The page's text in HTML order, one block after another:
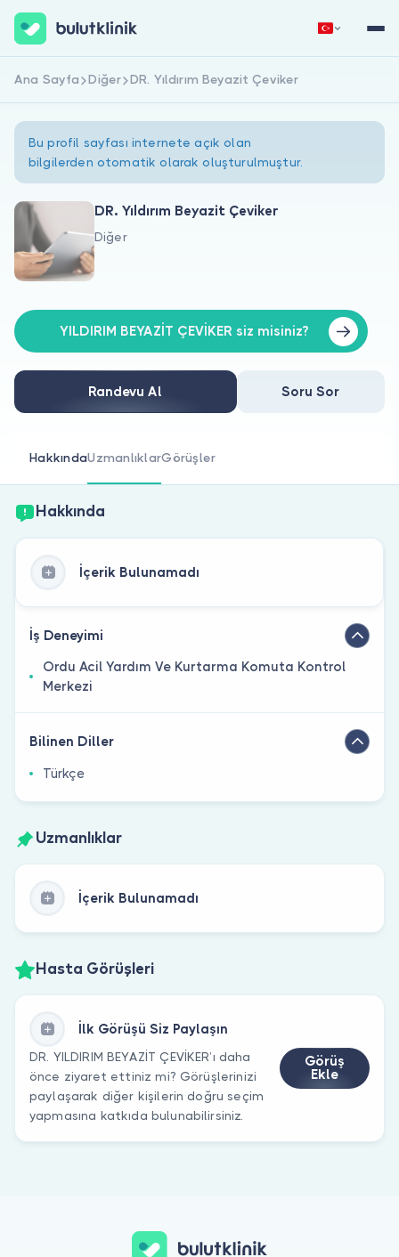
Hakkımızda
Doktorlar için
Doktor musunuz?
Hemen Kaydol Giriş Yap
Ana Sayfa Diğer DR. Yıldırım Beyazit Çeviker
Bu profil sayfası internete açık olan
bilgilerden otomatik olarak oluşturulmuştur.
DR. Yıldırım Beyazit Çeviker
Diğer
YILDIRIM BEYAZİT ÇEVİKER siz misiniz?
Randevu Al Soru Sor
HakkındaUzmanlıklarGörüşler
Hakkında
İçerik Bulunamadı
İş Deneyimi
Ordu Acil Yardım Ve Kurtarma Komuta Kontrol
Merkezi
Bilinen Diller
Türkçe
Uzmanlıklar
İçerik Bulunamadı
Hasta Görüşleri
İlk Görüşü Siz Paylaşın
DR. YILDIRIM BEYAZİT ÇEVİKER’ı daha
önce ziyaret ettiniz mi? Görüşlerinizi
paylaşarak diğer kişilerin doğru seçim
yapmasına katkıda bulunabilirsiniz.
Görüş
Ekle